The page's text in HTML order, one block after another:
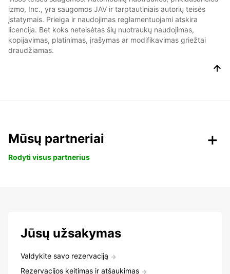
izmo, Inc., yra saugomos JAV ir tarptautiniais autorių teisės
įstatymais. Prieiga ir naudojimas reglamentuojami atskira
licencija. Bet koks neteisėtas šių nuotraukų naudojimas,
kopijavimas, platinimas, įrašymas ar modifikavimas griežtai
draudžiamas.
Mūsų partneriai
Rodyti visus partnerius
Jūsų užsakymas
Valdykite savo rezervaciją
Rezervacijos keitimas ir atšaukimas